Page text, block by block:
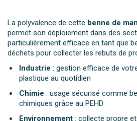
La polyvalence de cette benne de
permet son déploiement dans des
particulièrement efficace en tant que
déchets pour collecter les rebuts de
Industrie : gestion efficace de
plastique au quotidien
Chimie : usage sécurisé comme
chimiques grâce au PEHD
Environnement : collecte propre